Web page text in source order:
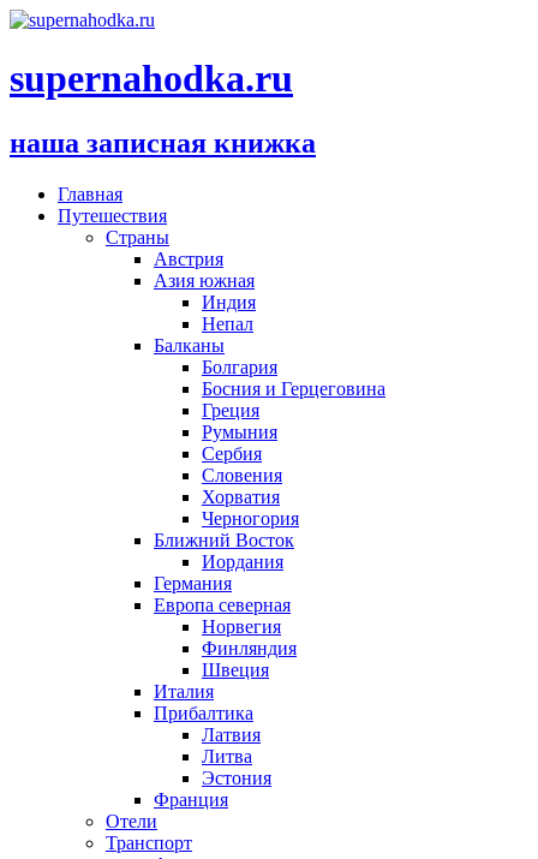
supernahodka.ru
наша записная книжка
Главная
Путешествия
Страны
Австрия
Азия южная
Индия
Непал
Балканы
Болгария
Босния и Герцеговина
Греция
Румыния
Сербия
Словения
Хорватия
Черногория
Ближний Восток
Иордания
Германия
Европа северная
Норвегия
Финляндия
Швеция
Италия
Прибалтика
Латвия
Литва
Эстония
Франция
Отели
Транспорт